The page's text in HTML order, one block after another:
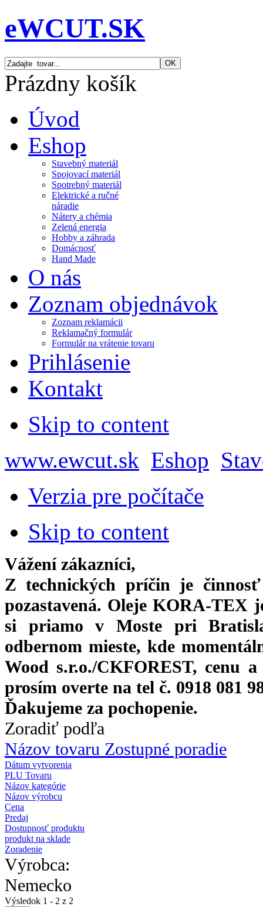
eWCUT.SK
Prázdny košík
Úvod
Eshop
Stavebný materiál
Spojovací materiál
Spotrebný materiál
Elektrické a ručné
náradie
Nátery a chémia
Zelená energia
Hobby a záhrada
Domácnosť
Hand Made
O nás
Zoznam objednávok
Zoznam reklamácii
Reklamačný formulár
Formulár na vrátenie tovaru
Prihlásenie
Kontakt
Skip to content
www.ewcut.sk Eshop
Verzia pre počítače
Skip to content
Vážení zákazníci,
Z technických príčin je činnosť
pozastavená. Oleje KORA-TEX
si priamov Moste pri
odbernom mieste, kde
Wood s.r.o./CKFOREST, cenu
prosím overte na tel č. 0918 081
Ďakujeme za pochopenie.
Zoradiť podľa
Názov tovaru Zostupné poradie
Dátum vytvorenia
PLU Tovaru
Názov kategórie
Názov výrobcu
Cena
Predaj
Dostupnosť produktu
produkt na sklade
Zoradenie
Výrobca:
Nemecko
Výsledok 1 - 2 z 2